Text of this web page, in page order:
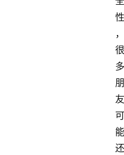
性
，
很
多
朋
友
可
能
还